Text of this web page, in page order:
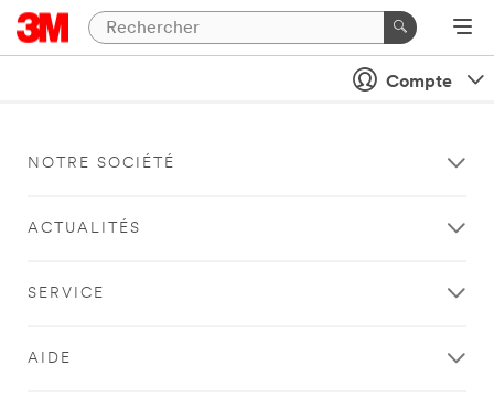
Compte
NOTRE SOCIÉTÉ
ACTUALITÉS
SERVICE
AIDE